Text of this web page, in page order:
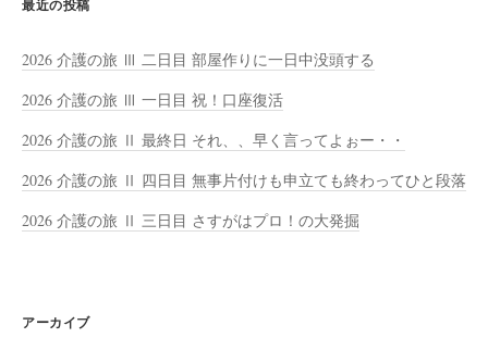
最近の投稿
2026 介護の旅 Ⅲ 二日目 部屋作りに一日中没頭する
2026 介護の旅 Ⅲ 一日目 祝！口座復活
2026 介護の旅 Ⅱ 最終日 それ、、早く言ってよぉー・・
2026 介護の旅 Ⅱ 四日目 無事片付けも申立ても終わってひと段落
2026 介護の旅 Ⅱ 三日目 さすがはプロ！の大発掘
アーカイブ